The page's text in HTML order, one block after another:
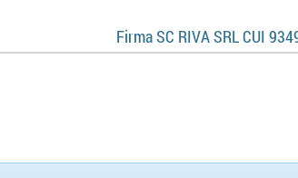
Firma SC RIVA SRL CUI